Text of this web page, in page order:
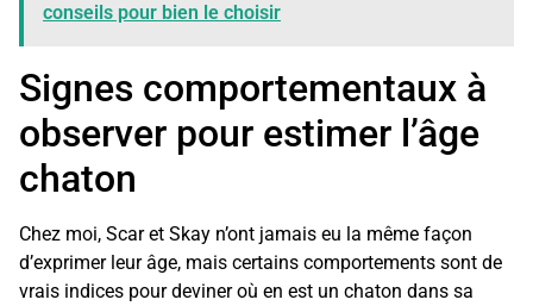
conseils pour bien le choisir
Signes comportementaux à
observer pour estimer l’âge
chaton
Chez moi, Scar et Skay n’ont jamais eu la même façon
d’exprimer leur âge, mais certains comportements sont de
vrais indices pour deviner où en est un chaton dans sa